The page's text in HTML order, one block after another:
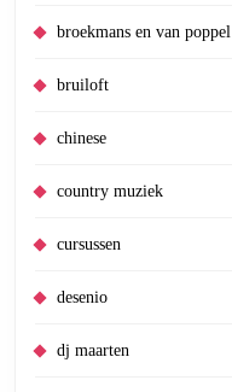
broekmans en van poppel
bruiloft
chinese
country muziek
cursussen
desenio
dj maarten